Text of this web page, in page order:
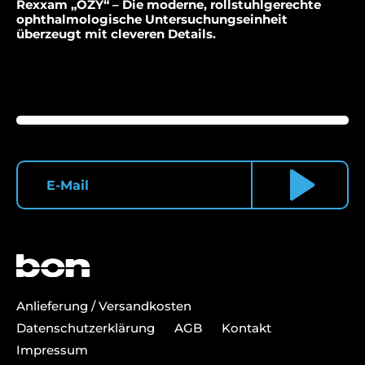
Rexxam „OZY“ – Die moderne, rollstuhlgerechte
ophthalmologische Untersuchungseinheit
überzeugt mit cleveren Details.
Anlieferung / Versandkosten
Datenschutzerklärung
AGB
Kontakt
Impressum